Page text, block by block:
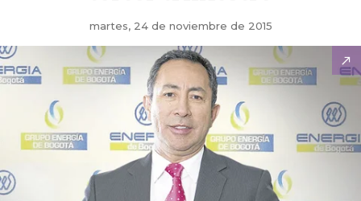
martes, 24 de noviembre de 2015